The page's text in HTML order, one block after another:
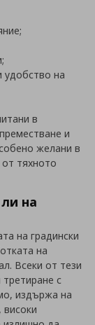
удобство на
в
и
желани в
тяхното
на
на градински
на
Всеки от тези
с
издържа на